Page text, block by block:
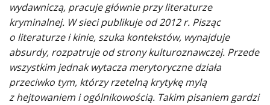
wydawniczą, pracuje głównie przy literaturze
kryminalnej. W sieci publikuje od 2012 r. Pisząc
o literaturze i kinie, szuka kontekstów, wynajduje
absurdy, rozpatruje od strony kulturoznawczej. Przede
wszystkim jednak wytacza merytoryczne działa
przeciwko tym, którzy rzetelną krytykę mylą
z hejtowaniem i ogólnikowością. Takim pisaniem gardzi